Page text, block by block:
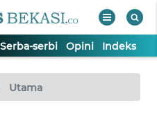
Serba-serbi Opini Indeks
Utama